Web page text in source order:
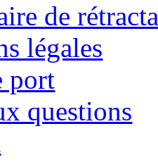
de
légales
port
questions